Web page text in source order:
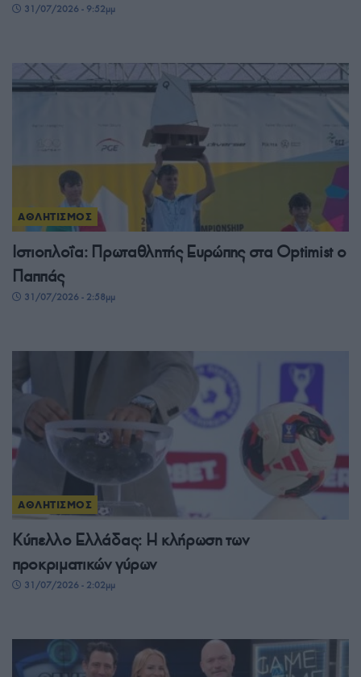
31/07/2026 - 9:52μμ
ΑΘΛΗΤΙΣΜΟΣ
Ιστιοπλοΐα: Πρωταθλητής Ευρώπης στα Optimist ο
Παππάς
31/07/2026 - 2:58μμ
ΑΘΛΗΤΙΣΜΟΣ
Κύπελλο Ελλάδας: Η κλήρωση των
προκριματικών γύρων
31/07/2026 - 2:02μμ